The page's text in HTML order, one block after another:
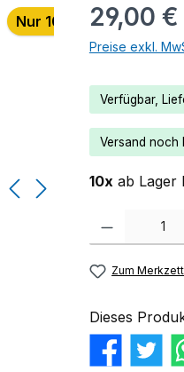
Nur 10 auf Lager!
29,00 €
Preise exkl.
Verfügbar,
Versand noch
10x ab Lager
Produkt Anzahl:
Zum
Dieses